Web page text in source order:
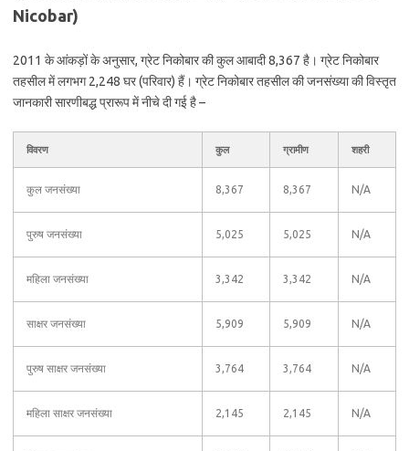
Nicobar)
2011 के आंकड़ों के अनुसार, ग्रेट निकोबार की कुल आबादी 8,367 है। ग्रेट निकोबार
तहसील में लगभग 2,248 घर (परिवार) हैं। ग्रेट निकोबार तहसील की जनसंख्या की विस्तृत
जानकारी सारणीबद्ध प्रारूप में नीचे दी गई है –
विवरण कुल ग्रामीण शहरी
कुल जनसंख्या 8,367 8,367 N/A
पुरुष जनसंख्या 5,025 5,025 N/A
महिला जनसंख्या 3,342 3,342 N/A
साक्षर जनसंख्या 5,909 5,909 N/A
पुरुष साक्षर जनसंख्या 3,764 3,764 N/A
महिला साक्षर जनसंख्या 2,145 2,145 N/A